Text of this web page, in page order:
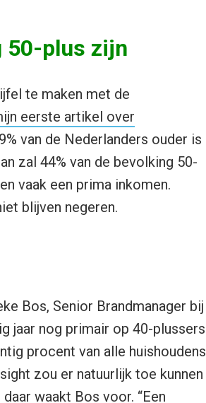
50-plus zijn
te maken met de
eerste artikel over
van de Nederlanders ouder is
zal 44% van de bevolking 50-
vaak een prima inkomen.
blijven negeren.
Bos, Senior Brandmanager bij
jaar nog primair op 40-plussers
procent van alle huishoudens
zou er natuurlijk toe kunnen
waakt Bos voor. “Een